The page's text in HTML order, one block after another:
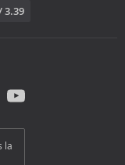
3.39
la